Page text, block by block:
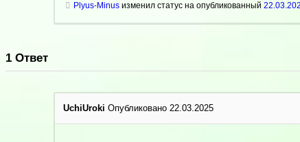
Plyus-Minus изменил статус на опубликованный
1 Ответ
UchiUroki Опубликовано 22.03.2025